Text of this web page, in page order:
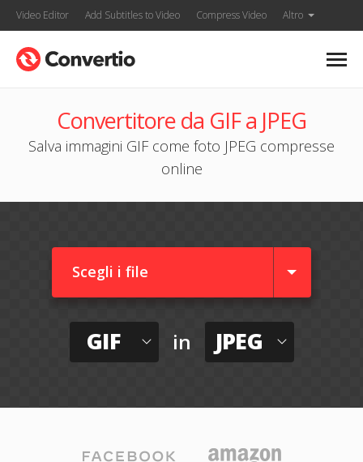
Video Editor Add Subtitles to Video Compress Video Altro
Convertitore da GIF a JPEG
Salva immagini GIF come foto JPEG compresse
online
Scegli i file
GIF in JPEG